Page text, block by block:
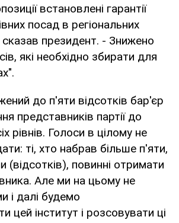
встановлені гарантії
посад в регіональних
президент. - Знижено
які необхідно збирати для
до п'яти відсотків бар'єр
представників партії до
рівнів. Голоси в цілому не
ті, хто набрав більше п'яти,
повинні отримати
Але ми на цьому не
і далі будемо
цей інститут і розсовувати ці